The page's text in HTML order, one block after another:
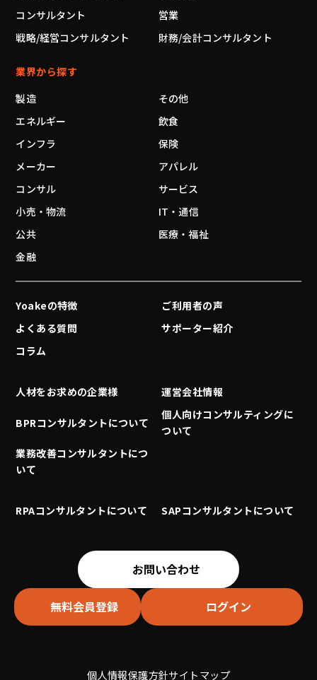
コンサルタント
営業
戦略/経営コンサルタント
財務/会計コンサルタント
業界から探す
製造
その他
エネルギー
飲食
インフラ
保険
メーカー
アパレル
コンサル
サービス
小売・物流
IT・通信
公共
医療・福祉
金融
Yoakeの特徴
ご利用者の声
よくある質問
サポーター紹介
コラム
人材をお求めの企業様 運営会社情報
BPRコンサルタントについて
個人向けコンサルティングに
ついて
業務改善コンサルタントにつ
いて
RPAコンサルタントについて SAPコンサルタントについて
お問い合わせ
無料会員登録 ログイン
個人情報保護方針サイトマップ